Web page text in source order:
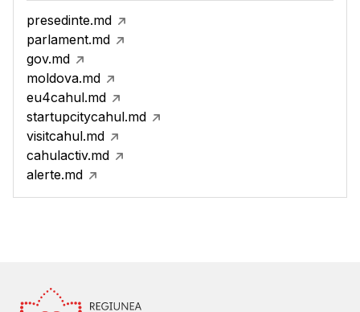
presedinte.md
parlament.md
gov.md
moldova.md
eu4cahul.md
startupcitycahul.md
visitcahul.md
cahulactiv.md
alerte.md